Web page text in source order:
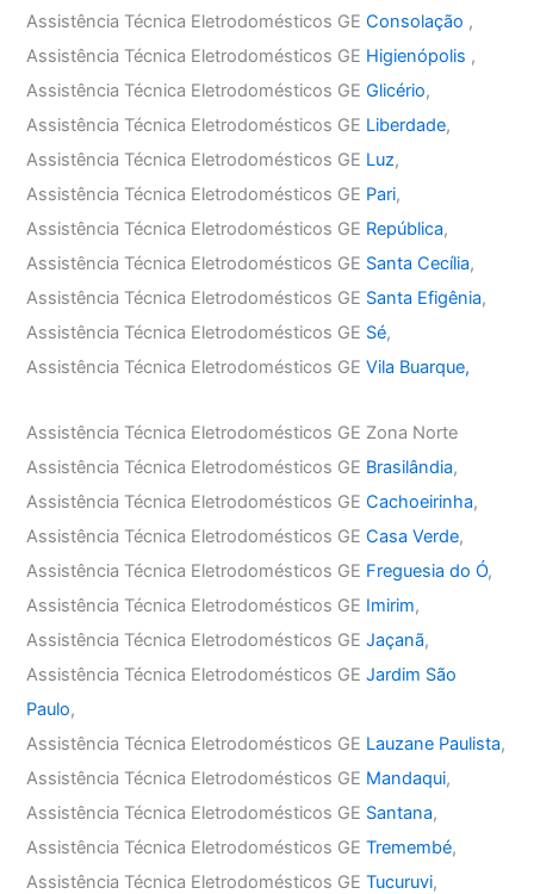
Assistência Técnica Eletrodomésticos GEConsolação ,
Assistência Técnica Eletrodomésticos GE Higienópolis ,
Assistência Técnica Eletrodomésticos GEGlicério,
Assistência Técnica Eletrodomésticos GE Liberdade,
Assistência Técnica Eletrodomésticos GE Luz,
Assistência Técnica Eletrodomésticos GE Pari,
Assistência Técnica Eletrodomésticos GE República,
Assistência Técnica Eletrodomésticos GE Santa Cecília,
Assistência Técnica Eletrodomésticos GE Santa Efigênia,
Assistência Técnica Eletrodomésticos GE Sé,
Assistência Técnica Eletrodomésticos GEVila Buarque,
Assistência Técnica Eletrodomésticos GE Zona Norte
Assistência Técnica Eletrodomésticos GE Brasilândia,
Assistência Técnica Eletrodomésticos GECachoeirinha,
Assistência Técnica Eletrodomésticos GECasa Verde,
Assistência Técnica Eletrodomésticos GE Freguesia do Ó,
Assistência Técnica Eletrodomésticos GE Imirim,
Assistência Técnica Eletrodomésticos GEJaçanã,
Assistência Técnica Eletrodomésticos GEJardim São
Paulo,
Assistência Técnica Eletrodomésticos GE Lauzane Paulista,
Assistência Técnica Eletrodomésticos GE Mandaqui,
Assistência Técnica Eletrodomésticos GE Santana,
Assistência Técnica Eletrodomésticos GETremembé,
Assistência Técnica Eletrodomésticos GETucuruvi,